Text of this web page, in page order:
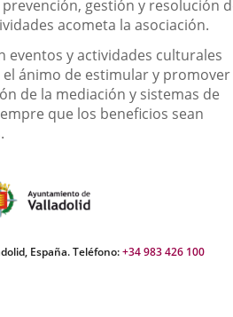
gestión y resolución
acometa la asociación.
eventos y actividades culturales
ánimo de estimular y promover
de la mediación y sistemas de
que los beneficios sean
España. Teléfono:+34 983 426 100